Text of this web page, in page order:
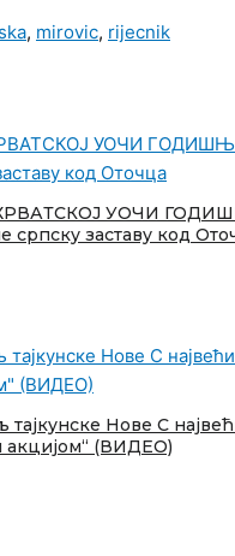
, mirovic, rijecnik
УОЧИ
заставу код
Нове С
акцијом“ (ВИДЕО)